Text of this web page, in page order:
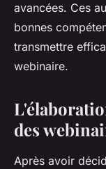
avancées. Ces
bonnes
transmettre
webinaire.
des
Après avoir